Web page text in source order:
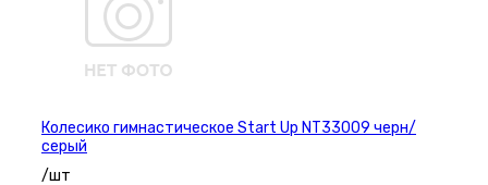
Колесико гимнастическое Start Up NT33009 черн/
серый
/шт